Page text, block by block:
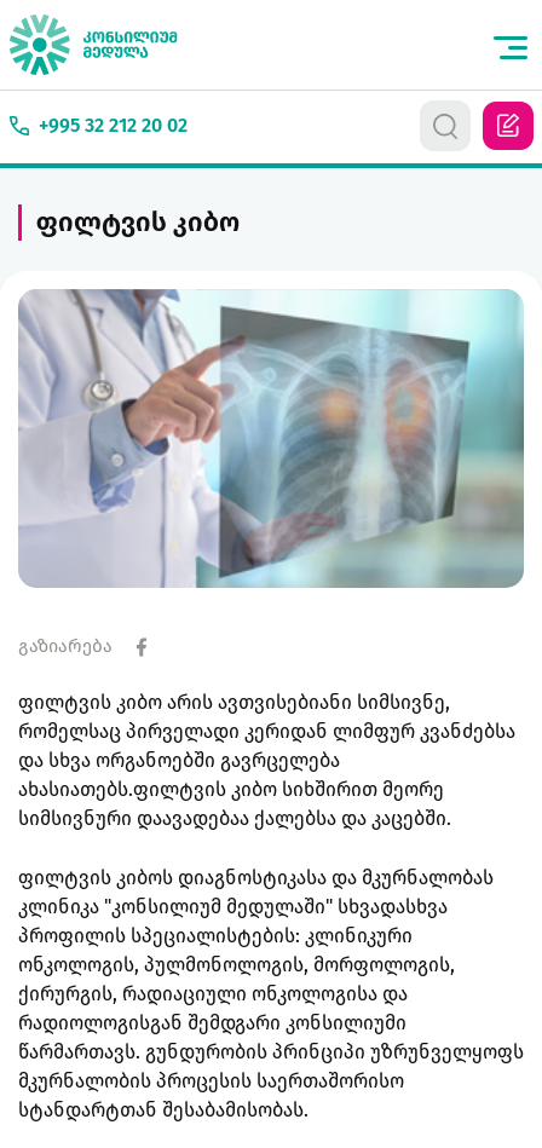
+995 32 212 20 02
ფილტვის კიბო
გაზიარება
ფილტვის კიბო არის ავთვისებიანი სიმსივნე,
რომელსაც პირველადი კერიდან ლიმფურ კვანძებსა
და სხვა ორგანოებში გავრცელება
ახასიათებს.ფილტვის კიბო სიხშირით მეორე
სიმსივნური დაავადებაა ქალებსა და კაცებში.
ფილტვის კიბოს დიაგნოსტიკასა და მკურნალობას
კლინიკა "კონსილიუმ მედულაში" სხვადასხვა
პროფილის სპეციალისტების: კლინიკური
ონკოლოგის, პულმონოლოგის, მორფოლოგის,
ქირურგის, რადიაციული ონკოლოგისა და
რადიოლოგისგან შემდგარი კონსილიუმი
წარმართავს. გუნდურობის პრინციპი უზრუნველყოფს
მკურნალობის პროცესის საერთაშორისო
სტანდარტთან შესაბამისობას.